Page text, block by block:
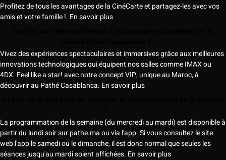
Profitez de tous les avantages de la CinéCarte et partagez-les avec vos
amis et votre famille !. En savoir plus
Vivez des expériences spectaculaires et immersives grâce aux meilleures
innovations technologiques qui équipent nos salles comme IMAX ou
4DX. Feel like a star! avec notre concept VIP, unique au Maroc, à
découvrir au Pathé Casablanca. En savoir plus
La programmation de la semaine (du mercredi au mardi) est disponible à
partir du lundi soir sur pathe.ma ou via l'app. Si vous consultez le site
web l'app le samedi ou le dimanche, il est donc normal que seules les
séances jusqu'au mardi soient affichées. En savoir plus